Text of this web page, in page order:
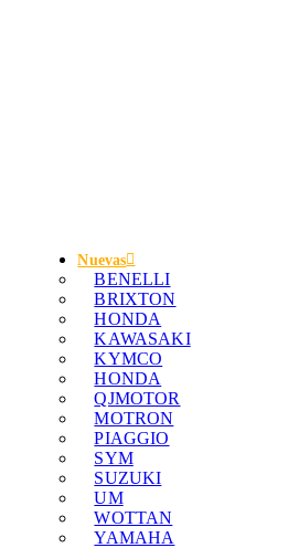
Nuevas
BENELLI
BRIXTON
HONDA
KAWASAKI
KYMCO
HONDA
QJMOTOR
MOTRON
PIAGGIO
SYM
SUZUKI
UM
WOTTAN
YAMAHA